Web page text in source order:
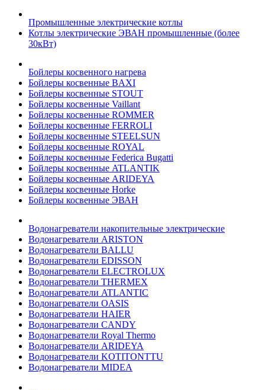
Промышленные электрические котлы
Котлы электрические ЭВАН промышленные (более
30кВт)
Бойлеры косвенного нагрева
Бойлеры косвенные BAXI
Бойлеры косвенные STOUT
Бойлеры косвенные Vaillant
Бойлеры косвенные ROMMER
Бойлеры косвенные FERROLI
Бойлеры косвенные STEELSUN
Бойлеры косвенные ROYAL
Бойлеры косвенные Federica Bugatti
Бойлеры косвенные ATLANTIK
Бойлеры косвенные ARIDEYA
Бойлеры косвенные Horke
Бойлеры косвенные ЭВАН
Водонагреватели накопительные электрические
Водонагреватели ARISTON
Водонагреватели BALLU
Водонагреватели EDISSON
Водонагреватели ELECTROLUX
Водонагреватели THERMEX
Водонагреватели ATLANTIC
Водонагреватели OASIS
Водонагреватели HAIER
Водонагреватели CANDY
Водонагреватели Royal Thermo
Водонагреватели ARIDEYA
Водонагреватели KOTITONTTU
Водонагреватели MIDEA